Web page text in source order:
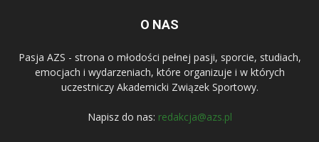
O NAS
Pasja AZS - strona o młodości pełnej pasji, sporcie, studiach,
emocjach i wydarzeniach, które organizuje i w których
uczestniczy Akademicki Związek Sportowy.
Napisz do nas: redakcja@azs.pl